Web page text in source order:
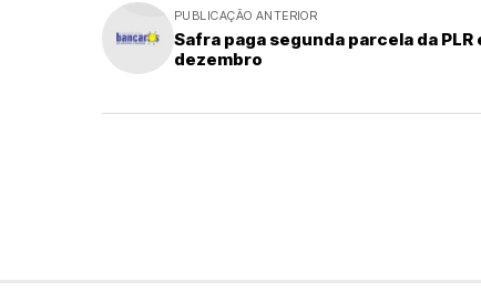
PUBLICAÇÃO ANTERIOR
Safra paga segunda parcela da PLR
dezembro